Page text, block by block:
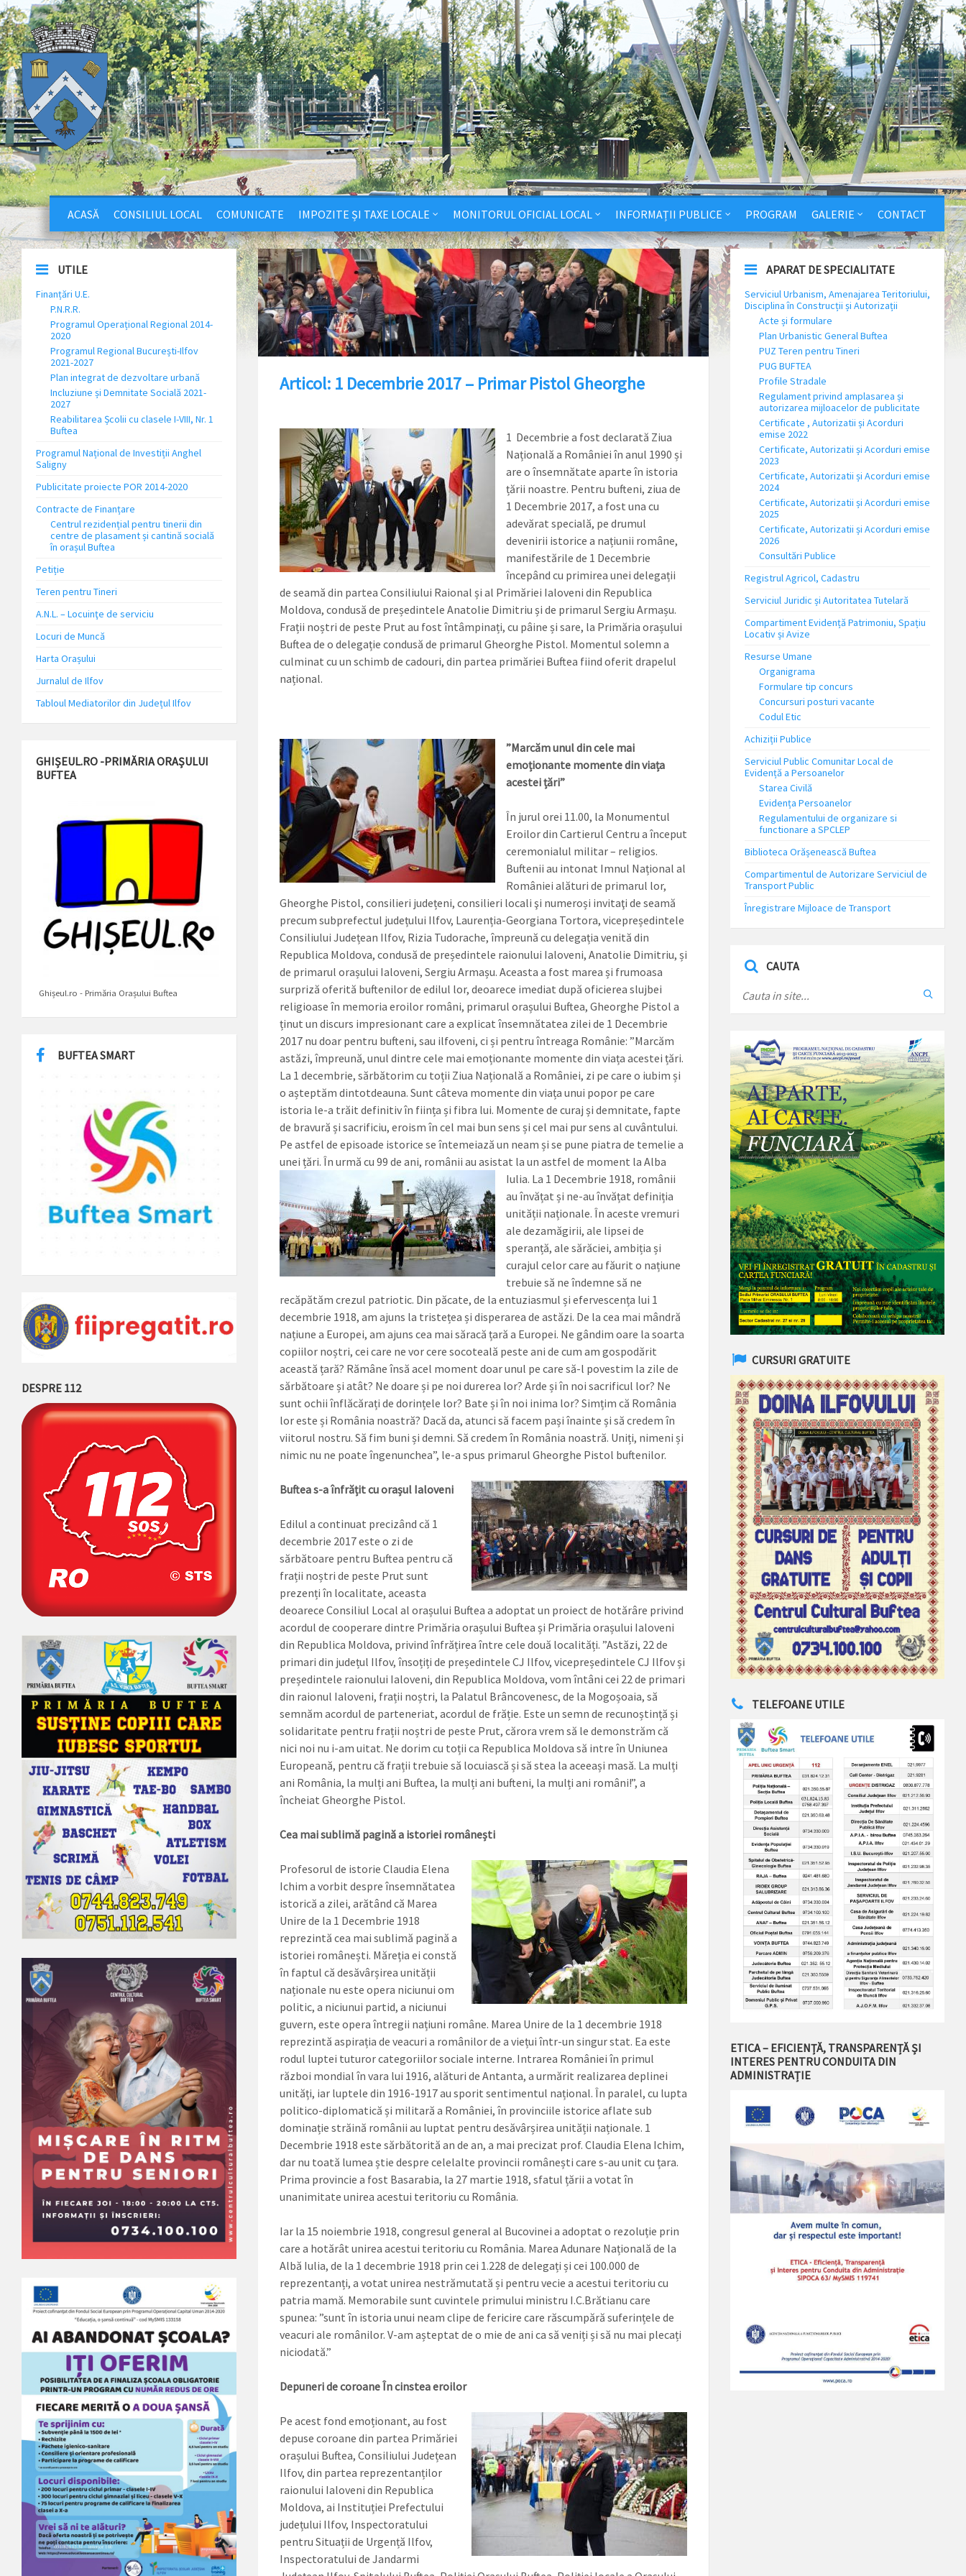
ACASĂ CONSILIUL LOCAL COMUNICATE IMPOZITE ȘI TAXE LOCALE MONITORUL OFICIAL LOCAL INFORMAȚII PUBLICE PROGRAM GALERIE CONTACT
Articol: 1 Decembrie 2017 – Primar Pistol Gheorghe
1 Decembrie a fost declarată Ziua
Națională a României în anul 1990 și
are o însemnătate aparte în istoria
țării noastre. Pentru bufteni, ziua de
1 Decembrie 2017, a fost una cu
adevărat specială, pe drumul
devenirii istorice a națiunii române,
manifestările de 1 Decembrie
începând cu primirea unei delegații
de seamă din partea Consiliului Raional și al Primăriei Ialoveni din Republica
Moldova, condusă de președintele Anatolie Dimitriu și de primarul Sergiu Armașu.
Frații noștri de peste Prut au fost întâmpinați, cu pâine și sare, la Primăria orașului
Buftea de o delegație condusă de primarul Gheorghe Pistol. Momentul solemn a
culminat cu un schimb de cadouri, din partea primăriei Buftea fiind oferit drapelul
național.
”Marcăm unul din cele mai
emoționante momente din viața
acestei țări”
În jurul orei 11.00, la Monumentul
Eroilor din Cartierul Centru a început
ceremonialul militar – religios.
Buftenii au intonat Imnul Național al
României alături de primarul lor,
Gheorghe Pistol, consilieri județeni, consilieri locali şi numeroși invitaţi de seamă
precum subprefectul județului Ilfov, Laurenția-Georgiana Tortora, vicepreședintele
Consiliului Județean Ilfov, Rizia Tudorache, împreună cu delegația venită din
Republica Moldova, condusă de președintele raionului Ialoveni, Anatolie Dimitriu, și
de primarul orașului Ialoveni, Sergiu Armașu. Aceasta a fost marea și frumoasa
surpriză oferită buftenilor de edilul lor, deoarece imediat după oficierea slujbei
religioase în memoria eroilor români, primarul orașului Buftea, Gheorghe Pistol a
ținut un discurs impresionant care a explicat însemnătatea zilei de 1 Decembrie
2017 nu doar pentru bufteni, sau ilfoveni, ci și pentru întreaga Românie: ”Marcăm
astăzi, împreună, unul dintre cele mai emoționante momente din viața acestei țări.
La 1 decembrie, sărbătorim cu toții Ziua Națională a României, zi pe care o iubim și
o așteptăm dintotdeauna. Sunt câteva momente din viața unui popor pe care
istoria le-a trăit definitiv în ființa și fibra lui. Momente de curaj și demnitate, fapte
de bravură și sacrificiu, eroism în cel mai bun sens și cel mai pur sens al cuvântului.
Pe astfel de episoade istorice se întemeiază un neam și se pune piatra de temelie a
unei țări. În urmă cu 99 de ani, românii au asistat la un astfel de moment la Alba
Iulia. La 1 Decembrie 1918, românii
au învățat și ne-au învățat definiția
unității naționale. În aceste vremuri
ale dezamăgirii, ale lipsei de
speranță, ale sărăciei, ambiția și
curajul celor care au făurit o națiune
trebuie să ne îndemne să ne
recăpătăm crezul patriotic. Din păcate, de la entuziasmul și efervescența lui 1
decembrie 1918, am ajuns la tristețea și disperarea de astăzi. De la cea mai mândră
națiune a Europei, am ajuns cea mai săracă țară a Europei. Ne gândim oare la soarta
copiilor noștri, cei care ne vor cere socoteală peste ani de cum am gospodărit
această țară? Rămâne însă acel moment doar unul pe care să-l povestim la zile de
sărbătoare și atât? Ne doare și pe noi durerea lor? Arde și în noi sacrificul lor? Ne
sunt ochii înflăcărați de dorințele lor? Bate și în noi inima lor? Simțim că România
lor este și România noastră? Dacă da, atunci să facem pași înainte și să credem în
viitorul nostru. Să fim buni și demni. Să credem în România noastră. Uniți, nimeni și
nimic nu ne poate îngenunchea”, le-a spus primarul Gheorghe Pistol buftenilor.
Buftea s-a înfrățit cu orașul Ialoveni
Edilul a continuat precizând că 1
decembrie 2017 este o zi de
sărbătoare pentru Buftea pentru că
frații noștri de peste Prut sunt
prezenți în localitate, aceasta
deoarece Consiliul Local al orașului Buftea a adoptat un proiect de hotărâre privind
acordul de cooperare dintre Primăria orașului Buftea și Primăria orașului Ialoveni
din Republica Moldova, privind înfrățirea între cele două localități. ”Astăzi, 22 de
primari din județul Ilfov, însoțiți de președintele CJ Ilfov, vicepreședintele CJ Ilfov și
președintele raionului Ialoveni, din Republica Moldova, vom întâni cei 22 de primari
din raionul Ialoveni, frații noștri, la Palatul Brâncovenesc, de la Mogoșoaia, să
semnăm acordul de parteneriat, acordul de frăție. Este un semn de recunoștință și
solidaritate pentru frații noștri de peste Prut, cărora vrem să le demonstrăm că
nici noi nu i-am uitat. Ne dorim cu toții ca Republica Moldova să intre în Uniunea
Europeană, pentru că frații trebuie să locuiască și să stea la aceeași masă. La mulți
ani România, la mulți ani Buftea, la mulți ani bufteni, la mulți ani români!”, a
încheiat Gheorghe Pistol.
Cea mai sublimă pagină a istoriei românești
Profesorul de istorie Claudia Elena
Ichim a vorbit despre însemnătatea
istorică a zilei, arătând că Marea
Unire de la 1 Decembrie 1918
reprezintă cea mai sublimă pagină a
istoriei românești. Măreția ei constă
în faptul că desăvârșirea unității
naționale nu este opera niciunui om
politic, a niciunui partid, a niciunui
guvern, este opera întregii națiuni române. Marea Unire de la 1 decembrie 1918
reprezintă aspirația de veacuri a românilor de a viețui într-un singur stat. Ea este
rodul luptei tuturor categoriilor sociale interne. Intrarea României în primul
război mondial în vara lui 1916, alături de Antanta, a urmărit realizarea deplinei
unități, iar luptele din 1916-1917 au sporit sentimentul național. În paralel, cu lupta
politico-diplomatică și militară a României, în provinciile istorice aflate sub
dominație străină românii au luptat pentru desăvârșirea unității naționale. 1
Decembrie 1918 este sărbătorită an de an, a mai precizat prof. Claudia Elena Ichim,
dar nu toată lumea știe despre celelalte provincii românești care s-au unit cu țara.
Prima provincie a fost Basarabia, la 27 martie 1918, sfatul țării a votat în
unanimitate unirea acestui teritoriu cu România.
Iar la 15 noiembrie 1918, congresul general al Bucovinei a adoptat o rezoluție prin
care a hotărât unirea acestui teritoriu cu România. Marea Adunare Națională de la
Albă Iulia, de la 1 decembrie 1918 prin cei 1.228 de delegați și cei 100.000 de
reprezentanți, a votat unirea nestrămutată și pentru vecie a acestui teritoriu cu
patria mamă. Memorabile sunt cuvintele primului ministru I.C.Brătianu care
spunea: ”sunt în istoria unui neam clipe de fericire care răscumpără suferințele de
veacuri ale românilor. V-am așteptat de o mie de ani ca să veniți și să nu mai plecați
niciodată.”
Depuneri de coroane În cinstea eroilor
Pe acest fond emoționant, au fost
depuse coroane din partea Primăriei
orașului Buftea, Consiliului Județean
Ilfov, din partea reprezentanților
raionului Ialoveni din Republica
Moldova, ai Instituției Prefectului
județului Ilfov, Inspectoratului
pentru Situații de Urgență Ilfov,
Inspectoratului de Jandarmi
UTILE
Finanțări U.E.
P.N.R.R.
Programul Operațional Regional 2014-
2020
Programul Regional București-Ilfov
2021-2027
Plan integrat de dezvoltare urbană
Incluziune și Demnitate Socială 2021-
2027
Reabilitarea Școlii cu clasele I-VIII, Nr. 1
Buftea
Programul Național de Investiții Anghel
Saligny
Publicitate proiecte POR 2014-2020
Contracte de Finanțare
Centrul rezidențial pentru tinerii din
centre de plasament și cantină socială
în orașul Buftea
Petiție
Teren pentru Tineri
A.N.L. – Locuinţe de serviciu
Locuri de Muncă
Harta Orașului
Jurnalul de Ilfov
Tabloul Mediatorilor din Județul Ilfov
GHIȘEUL.RO -PRIMĂRIA ORAȘULUI
BUFTEA
Ghișeul.ro - Primăria Orașului Buftea
BUFTEA SMART
DESPRE 112
APARAT DE SPECIALITATE
Serviciul Urbanism, Amenajarea Teritoriului,
Disciplina în Construcții și Autorizații
Acte și formulare
Plan Urbanistic General Buftea
PUZ Teren pentru Tineri
PUG BUFTEA
Profile Stradale
Regulament privind amplasarea și
autorizarea mijloacelor de publicitate
Certificate , Autorizatii și Acorduri
emise 2022
Certificate, Autorizatii și Acorduri emise
2023
Certificate, Autorizatii și Acorduri emise
2024
Certificate, Autorizatii și Acorduri emise
2025
Certificate, Autorizatii și Acorduri emise
2026
Consultări Publice
Registrul Agricol, Cadastru
Serviciul Juridic și Autoritatea Tutelară
Compartiment Evidență Patrimoniu, Spațiu
Locativ și Avize
Resurse Umane
Organigrama
Formulare tip concurs
Concursuri posturi vacante
Codul Etic
Achiziții Publice
Serviciul Public Comunitar Local de
Evidență a Persoanelor
Starea Civilă
Evidența Persoanelor
Regulamentului de organizare si
functionare a SPCLEP
Biblioteca Orășenească Buftea
Compartimentul de Autorizare Serviciul de
Transport Public
Înregistrare Mijloace de Transport
CAUTA
CURSURI GRATUITE
TELEFOANE UTILE
ETICA – EFICIENȚĂ, TRANSPARENȚĂ ȘI
INTERES PENTRU CONDUITA DIN
ADMINISTRAȚIE